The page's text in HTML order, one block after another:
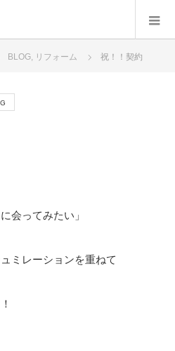
BLOG, リフォーム 祝！！契約
会ってみたい」
ミレーションを重ねて